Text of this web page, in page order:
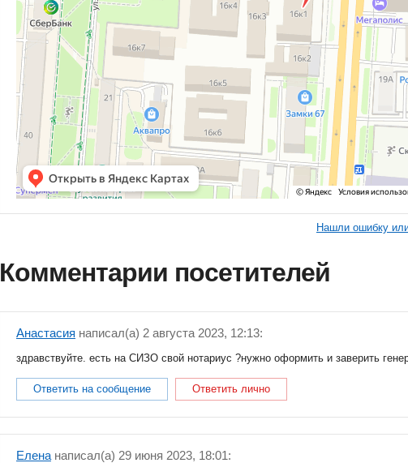
Нашли ошибку
Комментарии посетителей
Анастасия написал(a) 2 августа 2023, 12:13:
здравствуйте. есть на СИЗО свой нотариус ?нужно оформить и заверить
Ответить на сообщение Ответить лично
Елена написал(a) 29 июня 2023, 18:01: